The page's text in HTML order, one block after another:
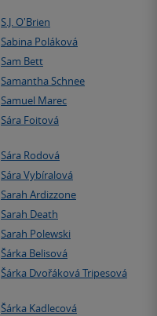
S.J. O'Brien
Sabina Poláková
Sam Bett
Samantha Schnee
Samuel Marec
Sára Foitová
Sára Rodová
Sára Vybíralová
Sarah Ardizzone
Sarah Death
Sarah Polewski
Šárka Belisová
Šárka Dvořáková Tripesová
Šárka Kadlecová